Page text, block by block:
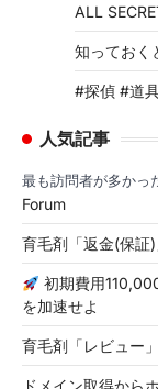
ALL
知っておく
#探偵 #道
人気記事
最も訪問者が多かっ
Forum
育毛剤「返金(保証)
初期費用
を加速せよ
育毛剤「レビュー